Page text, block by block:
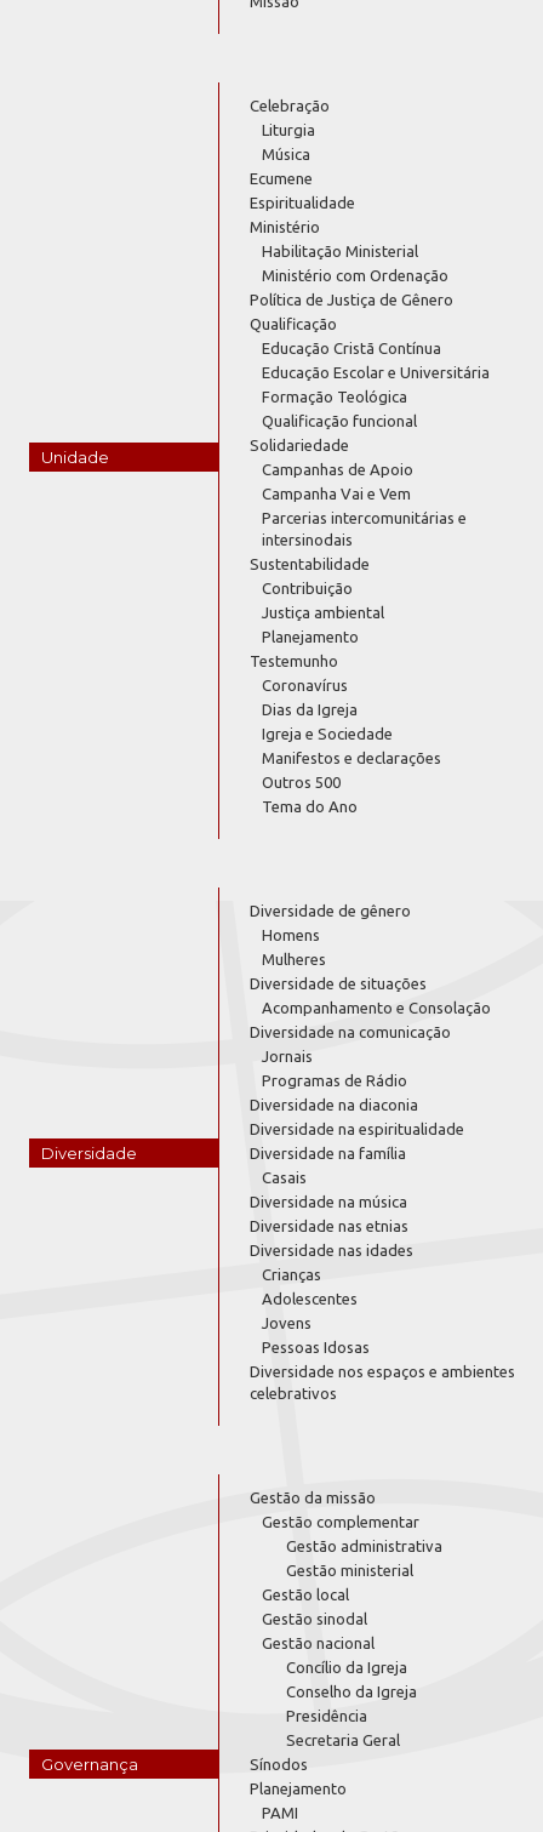
Unidade
Celebração
Liturgia
Música
Ecumene
Espiritualidade
Ministério
Habilitação Ministerial
Ministério com Ordenação
Política de Justiça de Gênero
Qualificação
Educação Cristã Contínua
Educação Escolar e Universitária
Formação Teológica
Qualificação funcional
Solidariedade
Campanhas de Apoio
Campanha Vai e Vem
Parcerias intercomunitárias e
intersinodais
Sustentabilidade
Contribuição
Justiça ambiental
Planejamento
Testemunho
Coronavírus
Dias da Igreja
Igreja e Sociedade
Manifestos e declarações
Outros 500
Tema do Ano
Diversidade
Diversidade de gênero
Homens
Mulheres
Diversidade de situações
Acompanhamento e Consolação
Diversidade na comunicação
Jornais
Programas de Rádio
Diversidade na diaconia
Diversidade na espiritualidade
Diversidade na família
Casais
Diversidade na música
Diversidade nas etnias
Diversidade nas idades
Crianças
Adolescentes
Jovens
Pessoas Idosas
Diversidade nos espaços e ambientes
celebrativos
Governança
Gestão da missão
Gestão complementar
Gestão administrativa
Gestão ministerial
Gestão local
Gestão sinodal
Gestão nacional
Concílio da Igreja
Conselho da Igreja
Presidência
Secretaria Geral
Sínodos
Planejamento
PAMI